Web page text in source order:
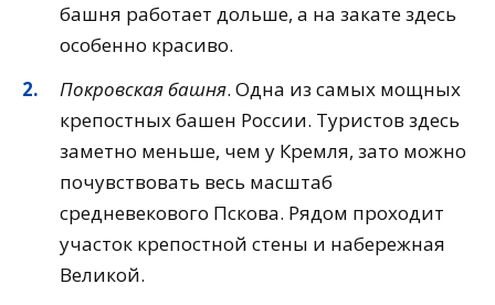
башня работает дольше, а на закате здесь
особенно красиво.
Покровская башня. Одна из самых мощных
крепостных башен России. Туристов здесь
заметно меньше, чем у Кремля, зато можно
почувствовать весь масштаб
средневекового Пскова. Рядом проходит
участок крепостной стены и набережная
Великой.